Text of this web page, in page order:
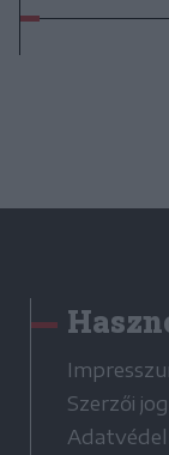
Szerzői